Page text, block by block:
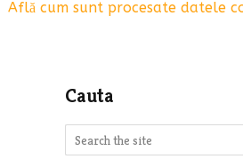
Află cum sunt procesate datele
Cauta